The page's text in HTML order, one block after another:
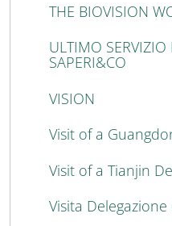
THE BIOVISION
ULTIMO
SAPERI&CO
VISION
Visit of a
Visit of a Tianjin
Visita